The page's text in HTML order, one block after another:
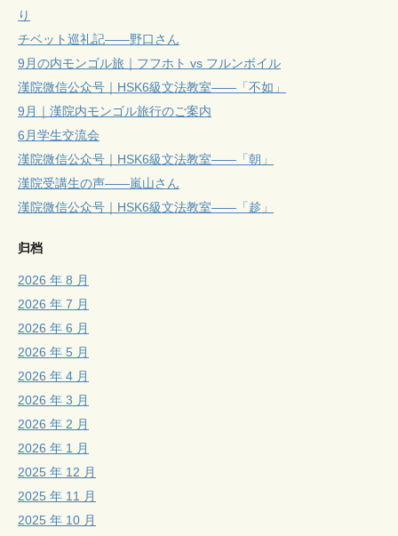
り
チベット巡礼記——野口さん
9月の内モンゴル旅｜フフホト vs フルンボイル
漢院微信公众号｜HSK6級文法教室——「不如」
9月｜漢院内モンゴル旅行のご案内
6月学生交流会
漢院微信公众号｜HSK6級文法教室——「朝」
漢院受講生の声——嵐山さん
漢院微信公众号｜HSK6級文法教室——「趁」
归档
2026 年 8 月
2026 年 7 月
2026 年 6 月
2026 年 5 月
2026 年 4 月
2026 年 3 月
2026 年 2 月
2026 年 1 月
2025 年 12 月
2025 年 11 月
2025 年 10 月